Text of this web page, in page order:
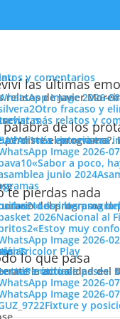
y comentarios
las últimas
relatos de Javier
Otro fracaso y
más relatos y
palabra de los
perdiste elmás entrevistas
«La victoria era
«Sabor a poco,
te pierdas nada
del programa lo
todos los
«Los intereses
Nacional al
«Estoy muy
Play
lo que pasa
la actualidad del
más noticias
Período de pases:
Fixture y
en los
y dos derrotas